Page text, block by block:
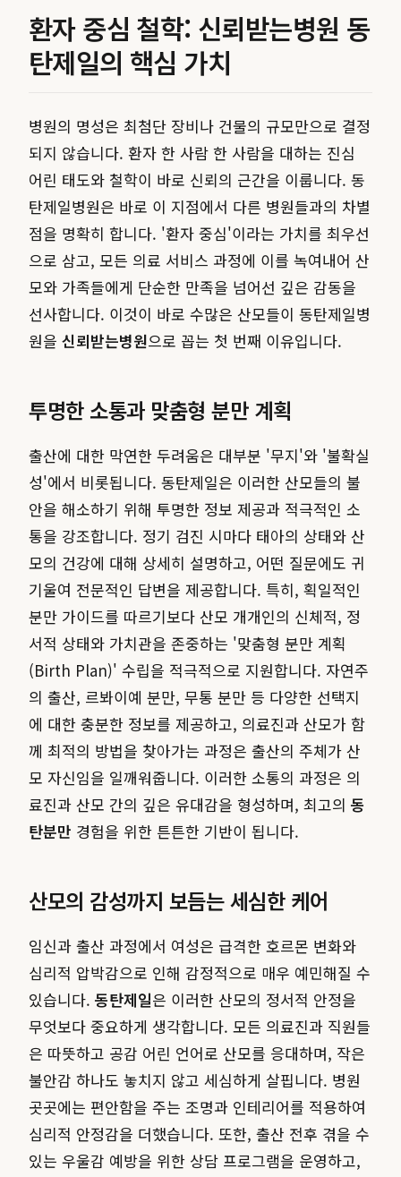
환자 중심 철학: 신뢰받는병원 동
탄제일의 핵심 가치
병원의 명성은 최첨단 장비나 건물의 규모만으로 결정
되지 않습니다. 환자 한 사람 한 사람을 대하는 진심
어린 태도와 철학이 바로 신뢰의 근간을 이룹니다. 동
탄제일병원은 바로 이 지점에서 다른 병원들과의 차별
점을 명확히 합니다. '환자 중심'이라는 가치를 최우선
으로 삼고, 모든 의료 서비스 과정에 이를 녹여내어 산
모와 가족들에게 단순한 만족을 넘어선 깊은 감동을
선사합니다. 이것이 바로 수많은 산모들이 동탄제일병
원을 신뢰받는병원으로 꼽는 첫 번째 이유입니다.
투명한 소통과 맞춤형 분만 계획
출산에 대한 막연한 두려움은 대부분 '무지'와 '불확실
성'에서 비롯됩니다. 동탄제일은 이러한 산모들의 불
안을 해소하기 위해 투명한 정보 제공과 적극적인 소
통을 강조합니다. 정기 검진 시마다 태아의 상태와 산
모의 건강에 대해 상세히 설명하고, 어떤 질문에도 귀
기울여 전문적인 답변을 제공합니다. 특히, 획일적인
분만 가이드를 따르기보다 산모 개개인의 신체적, 정
서적 상태와 가치관을 존중하는 '맞춤형 분만 계획
(Birth Plan)' 수립을 적극적으로 지원합니다. 자연주
의 출산, 르봐이예 분만, 무통 분만 등 다양한 선택지
에 대한 충분한 정보를 제공하고, 의료진과 산모가 함
께 최적의 방법을 찾아가는 과정은 출산의 주체가 산
모 자신임을 일깨워줍니다. 이러한 소통의 과정은 의
료진과 산모 간의 깊은 유대감을 형성하며, 최고의 동
탄분만 경험을 위한 튼튼한 기반이 됩니다.
산모의 감성까지 보듬는 세심한 케어
임신과 출산 과정에서 여성은 급격한 호르몬 변화와
심리적 압박감으로 인해 감정적으로 매우 예민해질 수
있습니다. 동탄제일은 이러한 산모의 정서적 안정을
무엇보다 중요하게 생각합니다. 모든 의료진과 직원들
은 따뜻하고 공감 어린 언어로 산모를 응대하며, 작은
불안감 하나도 놓치지 않고 세심하게 살핍니다. 병원
곳곳에는 편안함을 주는 조명과 인테리어를 적용하여
심리적 안정감을 더했습니다. 또한, 출산 전후 겪을 수
있는 우울감 예방을 위한 상담 프로그램을 운영하고,